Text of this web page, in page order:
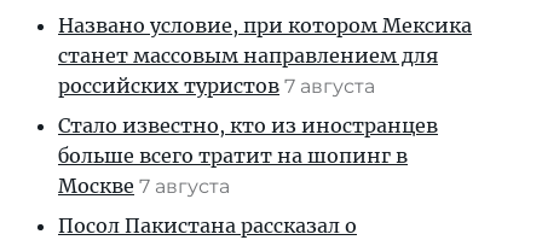
Названо условие, при котором Мексика
станет массовым направлением для
российских туристов 7 августа
Стало известно, кто из иностранцев
больше всего тратит на шопинг в
Москве 7 августа
Посол Пакистана рассказал о